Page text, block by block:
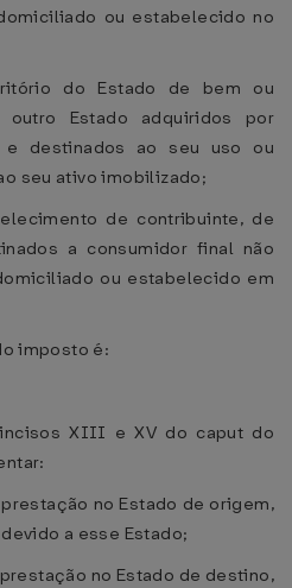
ou estabelecido no
do Estado de bem ou
outro Estado adquiridos por
destinados ao seu uso ou
seu ativo imobilizado;
de contribuinte, de
a consumidor final não
ou estabelecido em
imposto é:
XIII e XV do caput do
no Estado de origem,
a esse Estado;
no Estado de destino,